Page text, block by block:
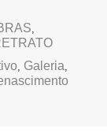
,
, Galeria,